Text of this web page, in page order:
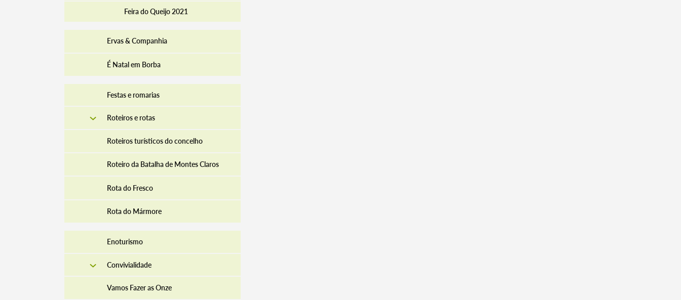
Feira do Queijo 2021
Ervas & Companhia
É Natal em Borba
Festas e romarias
Roteiros e rotas
Roteiros turísticos do concelho
Roteiro da Batalha de Montes Claros
Rota do Fresco
Rota do Mármore
Enoturismo
Convivialidade
Vamos Fazer as Onze